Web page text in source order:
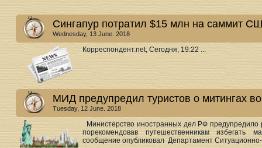
Сингапур потратил $15 млн на саммит
Wednesday, 13 June. 2018
Корреспондент.net, Сегодня, 19:22 ...
МИД предупредил туристов о митингах
Tuesday, 12 June. 2018
Министерство иностранных дел РФ предупредило
порекомендовав путешественникам избегать
сообщение опубликовал Департамент Ситуационно-